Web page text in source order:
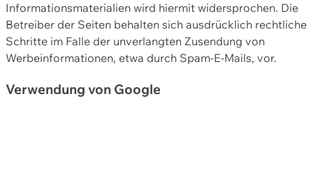
Informationsmaterialien wird hiermit widersprochen. Die
Betreiber der Seiten behalten sich ausdrücklich rechtliche
Schritte im Falle der unverlangten Zusendung von
Werbeinformationen, etwa durch Spam-E-Mails, vor.
Verwendung von Google